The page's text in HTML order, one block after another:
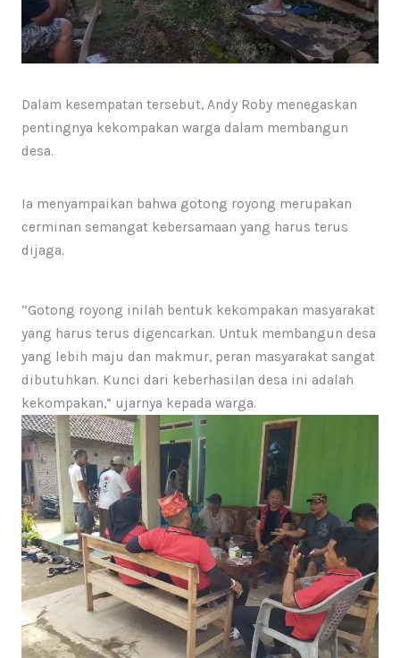
Dalam kesempatan tersebut, Andy Roby menegaskan
pentingnya kekompakan warga dalam membangun
desa.
Ia menyampaikan bahwa gotong royong merupakan
cerminan semangat kebersamaan yang harus terus
dijaga.
“Gotong royong inilah bentuk kekompakan masyarakat
yang harus terus digencarkan. Untuk membangun desa
yang lebih maju dan makmur, peran masyarakat sangat
dibutuhkan. Kunci dari keberhasilan desa ini adalah
kekompakan,” ujarnya kepada warga.